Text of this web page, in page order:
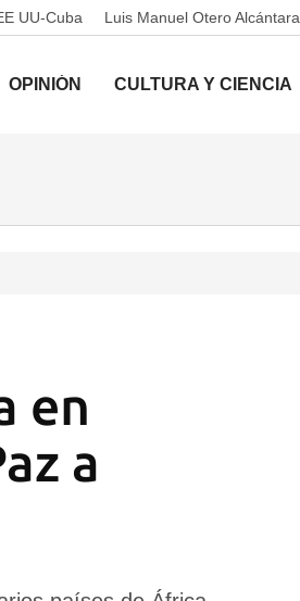
UU-Cuba Luis Manuel Otero Alcántara
OPINIÓN CULTURA Y CIENCIA
en
a